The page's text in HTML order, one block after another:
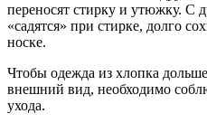
переносят стирку и утюжку. С
«садятся» при стирке, долго
носке.
Чтобы одежда из хлопка
внешний вид, необходимо
ухода.